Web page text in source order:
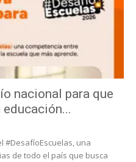
nacional para que
educación...
#DesafíoEscuelas, una
de todo el país que busca